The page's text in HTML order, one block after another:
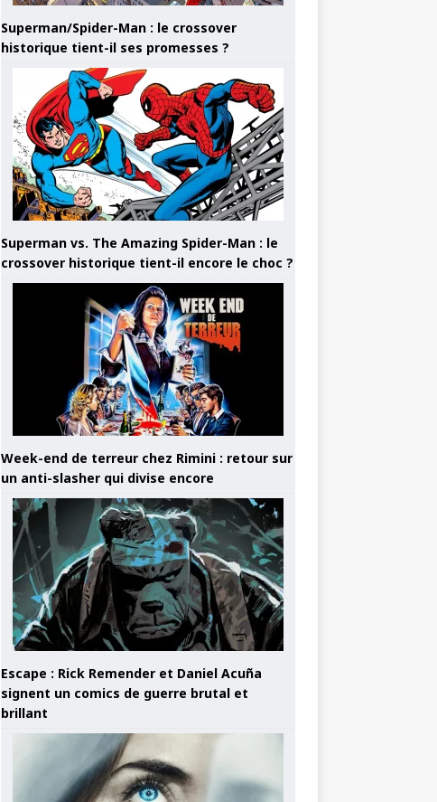
Superman/Spider-Man : le crossover
historique tient-il ses promesses ?
Superman vs. The Amazing Spider-Man : le
crossover historique tient-il encore le choc ?
Week-end de terreur chez Rimini : retour sur
un anti-slasher qui divise encore
Escape : Rick Remender et Daniel Acuña
signent un comics de guerre brutal et
brillant